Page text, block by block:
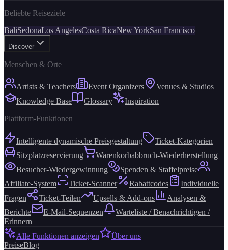
Beliebte Reiseziele
BaliSedonaLos AngelesCosta RicaNew YorkSan Francisco
Discover
Menschen & Orte
Artists & Teachers Event Organizers
Venues & Studios
Knowledge Base
Glossary Inspiration
Plattform-Funktionen
Intelligente dynamische Preisgestaltung
Ticket-Kategorien
Sitzplatzreservierung
Warenkorbabbruch-Wiederherstellung
Besucher-Wiedergewinnung
Spenden & Staffelpreise
Affiliate-System
Ticket-Scanner Rabattcodes
Individuelle
Fragen
Ticket-Teilen Upsells & Add-ons
Analysen &
Berichte
E-Mail-Sequenzen
Warteliste / Benachrichtigen /
Erinnern
Alle Funktionen anzeigen
Über uns
PreiseBlog